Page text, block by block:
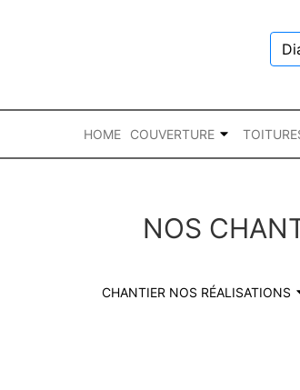
HOME COUVERTURE
NOS
CHANTIER NOS RÉALISATIONS